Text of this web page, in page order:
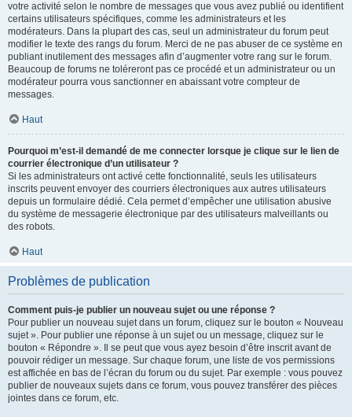
votre activité selon le nombre de messages que vous avez publié ou identifient
certains utilisateurs spécifiques, comme les administrateurs et les
modérateurs. Dans la plupart des cas, seul un administrateur du forum peut
modifier le texte des rangs du forum. Merci de ne pas abuser de ce système en
publiant inutilement des messages afin d’augmenter votre rang sur le forum.
Beaucoup de forums ne toléreront pas ce procédé et un administrateur ou un
modérateur pourra vous sanctionner en abaissant votre compteur de
messages.
Haut
Pourquoi m’est-il demandé de me connecter lorsque je clique sur le lien de
courrier électronique d’un utilisateur ?
Si les administrateurs ont activé cette fonctionnalité, seuls les utilisateurs
inscrits peuvent envoyer des courriers électroniques aux autres utilisateurs
depuis un formulaire dédié. Cela permet d’empêcher une utilisation abusive
du système de messagerie électronique par des utilisateurs malveillants ou
des robots.
Haut
Problèmes de publication
Comment puis-je publier un nouveau sujet ou une réponse ?
Pour publier un nouveau sujet dans un forum, cliquez sur le bouton « Nouveau
sujet ». Pour publier une réponse à un sujet ou un message, cliquez sur le
bouton « Répondre ». Il se peut que vous ayez besoin d’être inscrit avant de
pouvoir rédiger un message. Sur chaque forum, une liste de vos permissions
est affichée en bas de l’écran du forum ou du sujet. Par exemple : vous pouvez
publier de nouveaux sujets dans ce forum, vous pouvez transférer des pièces
jointes dans ce forum, etc.